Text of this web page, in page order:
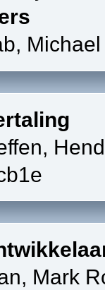
Mark